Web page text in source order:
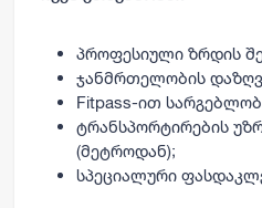
პროფესიული ზრდის
ჯანმრთელობის
Fitpass-ით
ტრანსპორტირების
(მეტროდან);
სპეციალური